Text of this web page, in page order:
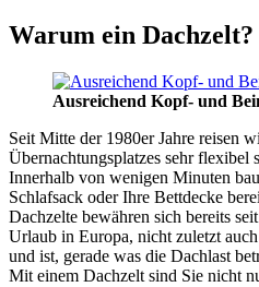
Warum ein Dachzelt?
Ausreichend Kopf- und
Seit Mitte der 1980er Jahre reisen
Übernachtungsplatzes sehr flexibel
Innerhalb von wenigen Minuten
Schlafsack oder Ihre Bettdecke
Dachzelte bewähren sich bereits
Urlaub in Europa, nicht zuletzt
und ist, gerade was die Dachlast
Mit einem Dachzelt sind Sie nicht